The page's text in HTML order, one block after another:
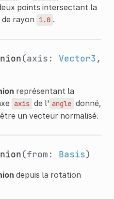
points intersectant la
rayon
1.0 .
(axis: Vector3,
représentant la
axis de l' angle donné,
un vecteur normalisé.
(from: Basis)
depuis la rotation